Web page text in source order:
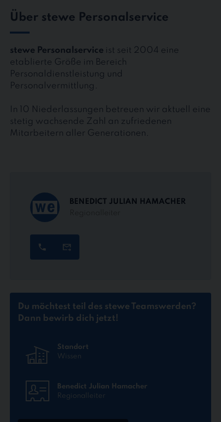
Über stewe Personalservice
stewe Personalservice ist seit 2004 eine
etablierte Größe im Bereich
Personaldienstleistung und
Personalvermittlung.
In 10 Niederlassungen betreuen wir aktuell eine
stetig wachsende Zahl an zufriedenen
Mitarbeitern aller Generationen.
BENEDICT JULIAN HAMACHER
Du möchtest teil des stewe Teamswerden?
Dann bewirb dich jetzt!
Standort
Wissen
Benedict Julian Hamacher
Regionalleiter